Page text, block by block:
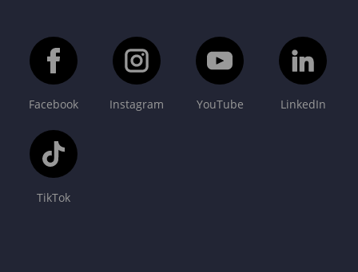
Facebook Instagram YouTube LinkedIn
TikTok